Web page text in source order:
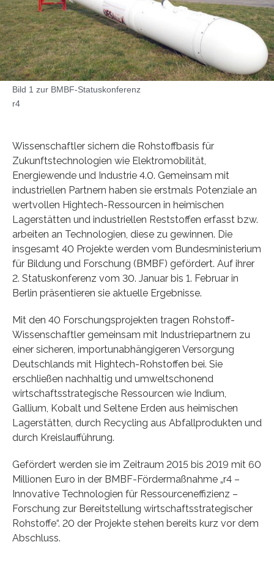
Bild 1 zur BMBF-Statuskonferenz
r4
Wissenschaftler sichern die Rohstoffbasis für
Zukunftstechnologien wie Elektromobilität,
Energiewende und Industrie 4.0. Gemeinsam mit
industriellen Partnern haben sie erstmals Potenziale an
wertvollen Hightech-Ressourcen in heimischen
Lagerstätten und industriellen Reststoffen erfasst bzw.
arbeiten an Technologien, diese zu gewinnen. Die
insgesamt 40 Projekte werden vom Bundesministerium
für Bildung und Forschung (BMBF) gefördert. Auf ihrer
2. Statuskonferenz vom 30. Januar bis 1. Februar in
Berlin präsentieren sie aktuelle Ergebnisse.
Mit den 40 Forschungsprojekten tragen Rohstoff-
Wissenschaftler gemeinsam mit Industriepartnern zu
einer sicheren, importunabhängigeren Versorgung
Deutschlands mit Hightech-Rohstoffen bei. Sie
erschließen nachhaltig und umweltschonend
wirtschaftsstrategische Ressourcen wie Indium,
Gallium, Kobalt und Seltene Erden aus heimischen
Lagerstätten, durch Recycling aus Abfallprodukten und
durch Kreislaufführung.
Gefördert werden sie im Zeitraum 2015 bis 2019 mit 60
Millionen Euro in der BMBF-Fördermaßnahme „r4 –
Innovative Technologien für Ressourceneffizienz –
Forschung zur Bereitstellung wirtschaftsstrategischer
Rohstoffe“. 20 der Projekte stehen bereits kurz vor dem
Abschluss.